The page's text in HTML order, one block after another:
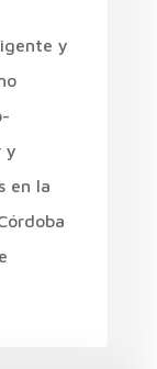
y
y
en la